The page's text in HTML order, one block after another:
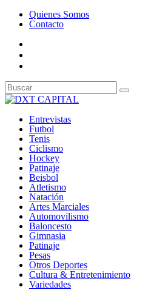
Quienes Somos
Contacto
Entrevistas
Futbol
Tenis
Ciclismo
Hockey
Patinaje
Beisbol
Atletismo
Natación
Artes Marciales
Automovilismo
Baloncesto
Gimnasia
Patinaje
Pesas
Otros Deportes
Cultura & Entretenimiento
Variedades